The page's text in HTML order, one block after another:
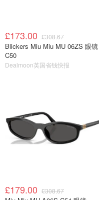
£173.00 £308.67
Blickers Miu Miu MU 06ZS 眼镜
C50
Dealmoon英国省钱快报
£179.00 £308.67